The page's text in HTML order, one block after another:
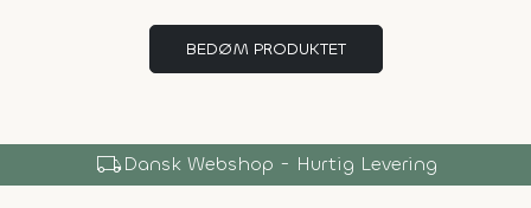
BEDØM PRODUKTET
local_shippingDansk Webshop - Hurtig Levering